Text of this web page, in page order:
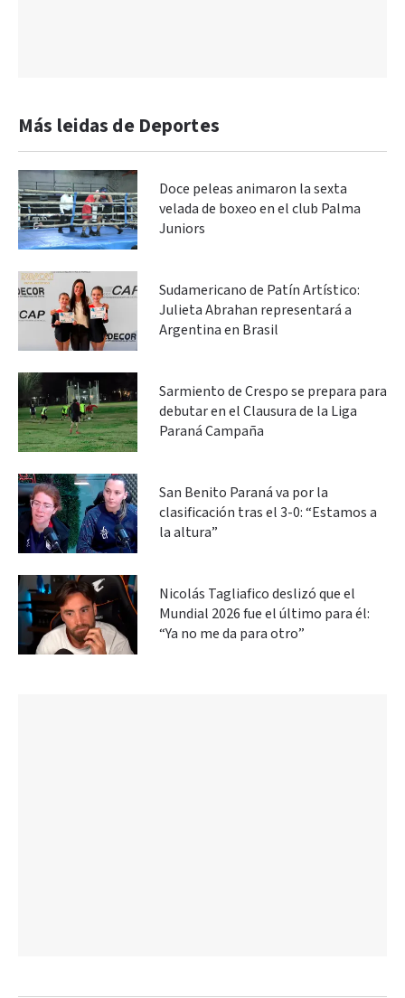
Más leidas de Deportes
Doce peleas animaron la sexta
velada de boxeo en el club Palma
Juniors
Sudamericano de Patín Artístico:
Julieta Abrahan representará a
Argentina en Brasil
Sarmiento de Crespo se prepara para
debutar en el Clausura de la Liga
Paraná Campaña
San Benito Paraná va por la
clasificación tras el 3-0: “Estamos a
la altura”
Nicolás Tagliafico deslizó que el
Mundial 2026 fue el último para él:
“Ya no me da para otro”